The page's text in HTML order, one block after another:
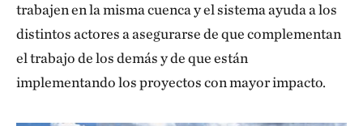
trabajen en la misma cuenca y el sistema ayuda a los
distintos actores a asegurarse de que complementan
el trabajo de los demás y de que están
implementando los proyectos con mayor impacto.